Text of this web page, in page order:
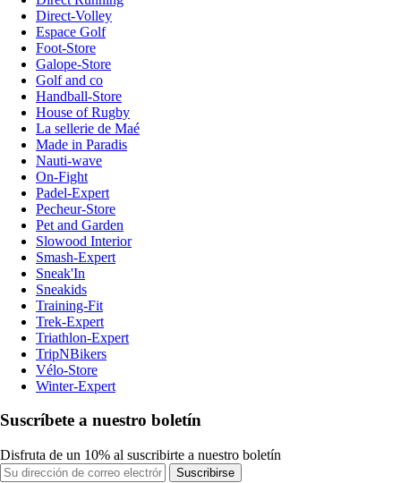
Direct-Volley
Espace Golf
Foot-Store
Galope-Store
Golf and co
Handball-Store
House of Rugby
La sellerie de Maé
Made in Paradis
Nauti-wave
On-Fight
Padel-Expert
Pecheur-Store
Pet and Garden
Slowood Interior
Smash-Expert
Sneak'In
Sneakids
Training-Fit
Trek-Expert
Triathlon-Expert
TripNBikers
Vélo-Store
Winter-Expert
Suscríbete a nuestro boletín
Disfruta de un 10% al suscribirte a nuestro boletín
Suscribirse